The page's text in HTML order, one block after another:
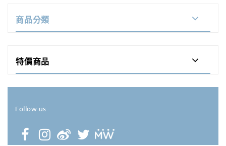
商品分類
特價商品
Follow us